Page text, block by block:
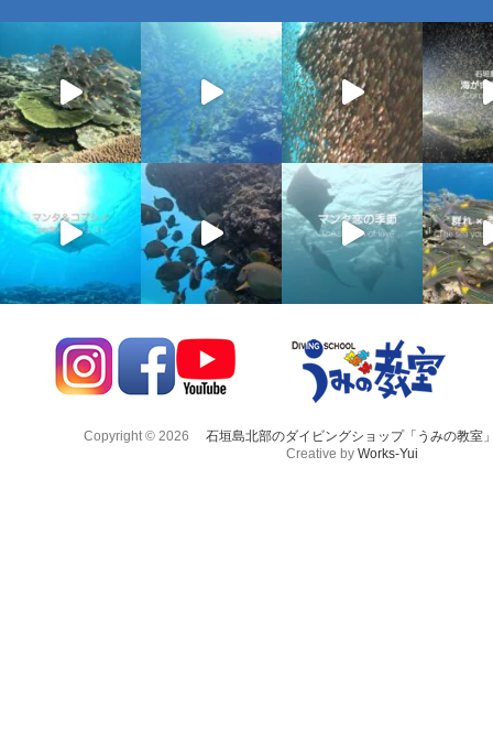
Copyright © 2026
石垣島北部のダイビングショップ「うみの教室
Creative by Works-Yui